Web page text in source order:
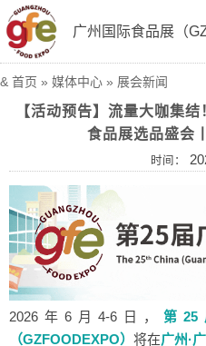
广州国际食品展（
& 首页 » 媒体中心 » 展会新闻
【活动预告】流量大咖集
食品展选品盛会
时间：
2026年6月4-6日， 第
（GZFOODEXPO）将在广州·